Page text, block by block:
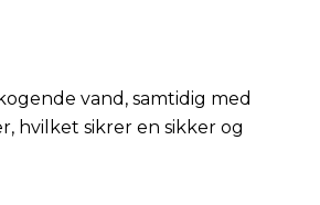
vand, samtidig med
hvilket sikrer en sikker og